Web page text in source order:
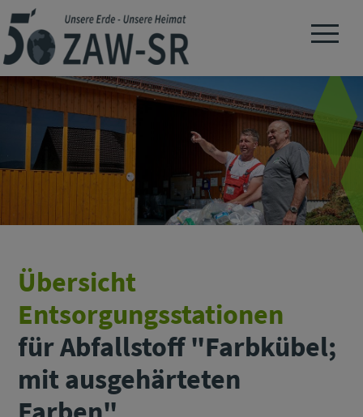
Navigation
Übersicht
Entsorgungsstationen
für Abfallstoff "Farbkübel;
mit ausgehärteten